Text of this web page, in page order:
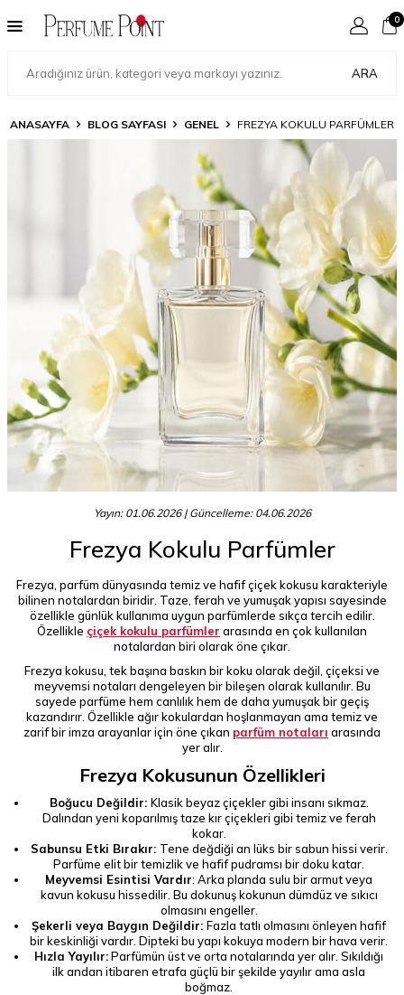
ARA
0
ANASAYFA BLOG SAYFASI GENEL FREZYA KOKULU PARFÜMLER
Yayın: 01.06.2026| Güncelleme: 04.06.2026
Frezya Kokulu Parfümler
Frezya, parfüm dünyasında temiz ve hafif çiçek kokusu karakteriyle
bilinen notalardan biridir. Taze, ferah ve yumuşak yapısı sayesinde
özellikle günlük kullanıma uygun parfümlerde sıkça tercih edilir.
Özellikle çiçek kokulu parfümler arasında en çok kullanılan
notalardan biri olarak öne çıkar.
Frezya kokusu, tek başına baskın bir koku olarak değil, çiçeksi ve
meyvemsi notaları dengeleyen bir bileşen olarak kullanılır. Bu
sayede parfüme hem canlılık hem de daha yumuşak bir geçiş
kazandırır. Özellikle ağır kokulardan hoşlanmayan ama temiz ve
zarif bir imza arayanlar için öne çıkan parfüm notaları arasında
yer alır.
Frezya Kokusunun Özellikleri
Boğucu Değildir: Klasik beyaz çiçekler gibi insanı sıkmaz.
Dalından yeni koparılmış taze kır çiçekleri gibi temiz ve ferah
kokar.
Sabunsu Etki Bırakır: Tene değdiği an lüks bir sabun hissi verir.
Parfüme elit bir temizlik ve hafif pudramsı bir doku katar.
Meyvemsi Esintisi Vardır: Arka planda sulu bir armut veya
kavun kokusu hissedilir. Bu dokunuş kokunun dümdüz ve sıkıcı
olmasını engeller.
Şekerli veya Baygın Değildir: Fazla tatlı olmasını önleyen hafif
bir keskinliği vardır. Dipteki bu yapı kokuya modern bir hava verir.
Hızla Yayılır:Parfümün üst ve orta notalarında yer alır. Sıkıldığı
ilk andan itibaren etrafa güçlü bir şekilde yayılır ama asla
boğmaz.